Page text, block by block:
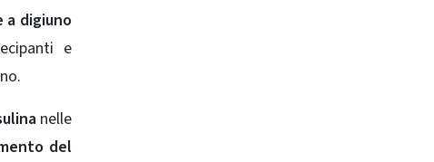
a digiuno
e
nelle
del